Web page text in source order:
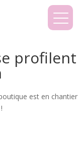
profilent
est en chantier